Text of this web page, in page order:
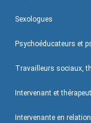
Sexologues
Psychoéducateurs et
Travailleurs sociaux,
Intervenant et
Intervenante en